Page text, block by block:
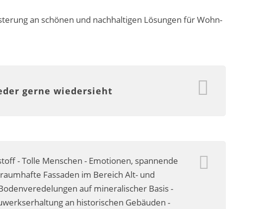
an schönen und nachhaltigen Lösungen für Wohn-
gerne wiedersieht
- Tolle Menschen - Emotionen, spannende
Fassaden im Bereich Alt- und
auf mineralischer Basis -
an historischen Gebäuden -